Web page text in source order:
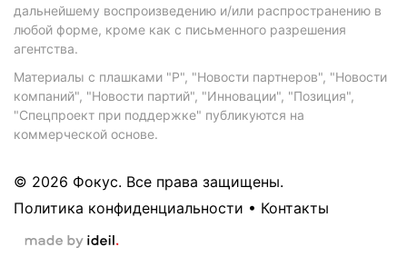
дальнейшему воспроизведению и/или распространению в
любой форме, кроме как с письменного разрешения
агентства.
Материалы с плашками "Р", "Новости партнеров", "Новости
компаний", "Новости партий", "Инновации", "Позиция",
"Спецпроект при поддержке" публикуются на
коммерческой основе.
© 2026 Фокус. Все права защищены.
Политика конфиденциальности • Контакты